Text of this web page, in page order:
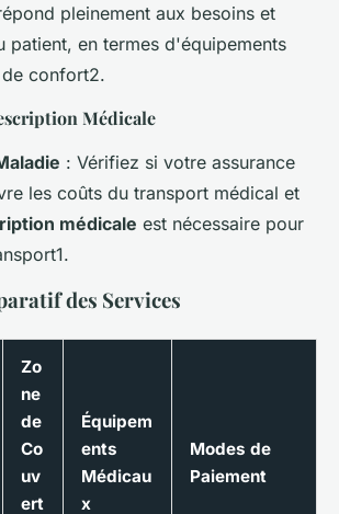
pleinement aux besoins et
patient, en termes d'équipements
confort2.
Médicale
: Vérifiez si votre assurance
les coûts du transport médical et
médicale est nécessaire pour
des Services
Zo
ne
de
Co
uv
ert
Équipem
ents
Médicau
x
Modes de
Paiement